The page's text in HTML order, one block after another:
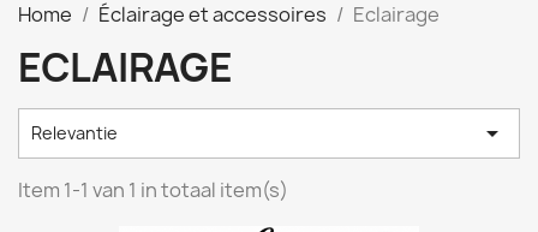
Home Éclairage et accessoires Eclairage
ECLAIRAGE
Relevantie 
Item 1-1 van 1 in totaal item(s)